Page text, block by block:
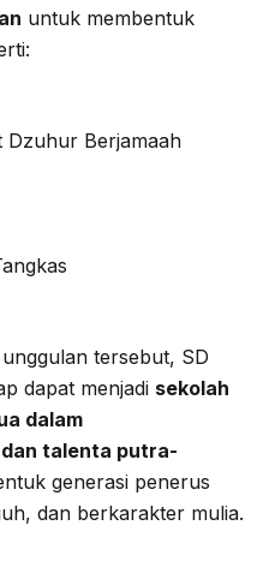
untuk membentuk
Dzuhur Berjamaah
tersebut, SD
dapat menjadi sekolah
dalam
talenta putra-
generasi penerus
dan berkarakter mulia.